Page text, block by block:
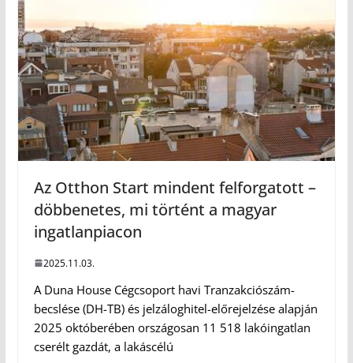
Az Otthon Start mindent felforgatott –
döbbenetes, mi történt a magyar
ingatlanpiacon
2025.11.03.
A Duna House Cégcsoport havi Tranzakciószám-
becslése (DH-TB) és jelzáloghitel-előrejelzése alapján
2025 októberében országosan 11 518 lakóingatlan
cserélt gazdát, a lakáscélú